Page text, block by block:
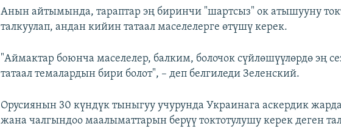
Анын айтымында, тараптар эң биринчи "шартсыз" ок атышууну
талкуулап, андан кийин татаал маселелерге өтүшү керек.
"Аймактар боюнча маселелер, балким, болочок сүйлөшүүлөрдө эң
татаал темалардын бири болот", – деп белгиледи Зеленский.
Орусиянын 30 күндүк тыныгуу учурунда Украинага аскердик
жана чалгындоо маалыматтарын берүү токтотулушу керек деген